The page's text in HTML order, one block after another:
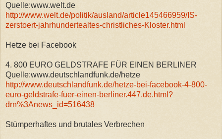
Quelle:www.welt.de
http://www.welt.de/politik/ausland/article145466959/IS-
zerstoert-jahrhundertealtes-christliches-Kloster.html
Hetze bei Facebook
4. 800 EURO GELDSTRAFE FÜR EINEN BERLINER
Quelle:www.deutschlandfunk.de/hetze
http://www.deutschlandfunk.de/hetze-bei-facebook-4-800-
euro-geldstrafe-fuer-einen-berliner.447.de.html?
drn%3Anews_id=516438
Stümperhaftes und brutales Verbrechen